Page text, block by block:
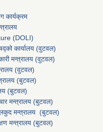
कार्यक्रम
(DOLI)
कार्यालय (वुटवल)
मन्त्रालय (वुटवल)
(वुटवल)
(बुटवल)
(बुटवल)
मन्त्रालय (बुटवल)
मन्त्रालय (बुटवल)
मन्त्रालय (बुटवल)